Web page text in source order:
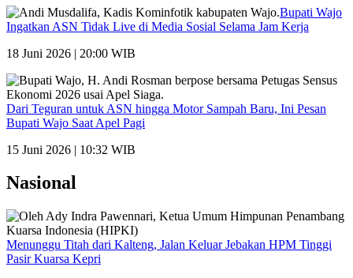
Bupati Wajo
Ingatkan ASN Tidak Live di Media Sosial Selama Jam Kerja
18 Juni 2026 | 20:00 WIB
Dari Teguran untuk ASN hingga Motor Sampah Baru, Ini Pesan
Bupati Wajo Saat Apel Pagi
15 Juni 2026 | 10:32 WIB
Nasional
Menunggu Titah dari Kalteng, Jalan Keluar Jebakan HPM Tinggi
Pasir Kuarsa Kepri